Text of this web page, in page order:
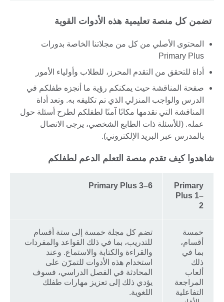
تضمن كل منصة تعليمية هذه الأدوات القوية
المحتوى الأصلي من كل من مجلاتنا الخاصة بدورات
Primary Plus
أداة للتحقق من التقدم المحرز، للطلاب وأولياء الأمور
صفحة المناقشة حيث يمكنكم رؤية ما أنجزه طفلكم في
الدرس والواجب المنزلي الذي تم تكليفه به. وتعد أداة
المناقشة التي نقدمها مكانًا آمنًا لطفلكم لطرح أسئلة حول
عمله. (للأسئلة ذات الطابع الشخصي، يرجى الاتصال
بالمدرس عبر البريد الإلكتروني).
شاهدوا كيف تقدم منصة التعلم الدعم لطفلكم
Primary
Plus 1–
2
Primary Plus 3–6
خمسة
أقسام،
بما في
ذلك
ألعاب
المراجعة
التفاعلية
تضم كل مجلة خمسة إلى ستة أقسام
للتدريب، بما في ذلك القواعد والمفردات
والقراءة والكتابة والاستماع. وعند
استخدام هذه الأدوات للتمرّن على
المحادثة في الفصل الدراسي، فسوف
يؤدي ذلك إلى تعزيز مهارات طفلك
اللغوية.